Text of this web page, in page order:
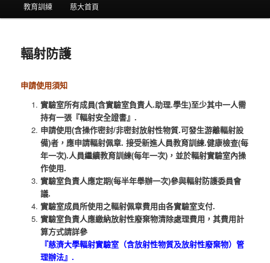
教育訓練 慈大首頁
輻射防護
申請使用須知
實驗室所有成員(含實驗室負責人.助理.學生)至少其中一人需
持有一張『輻射安全證書』.
申請使用(含操作密封/非密封放射性物質.可發生游離輻射設
備)者，應申請輻射佩章. 接受新進人員教育訓練.健康檢查(每
年一次).人員繼續教育訓練(每年一次)，並於輻射實驗室內操
作使用.
實驗室負責人應定期(每半年舉辦一次)參與輻射防護委員會
議.
實驗室成員所使用之輻射佩章費用由各實驗室支付.
實驗室負責人應繳納放射性廢棄物清除處理費用，其費用計
算方式請詳參
『慈濟大學輻射實驗室（含放射性物質及放射性廢棄物）管
理辦法』.